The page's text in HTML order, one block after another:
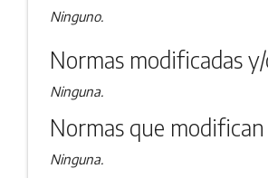
Ninguno.
Normas modificadas
Ninguna.
Normas que
Ninguna.